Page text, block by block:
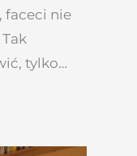
faceci nie
tylko…